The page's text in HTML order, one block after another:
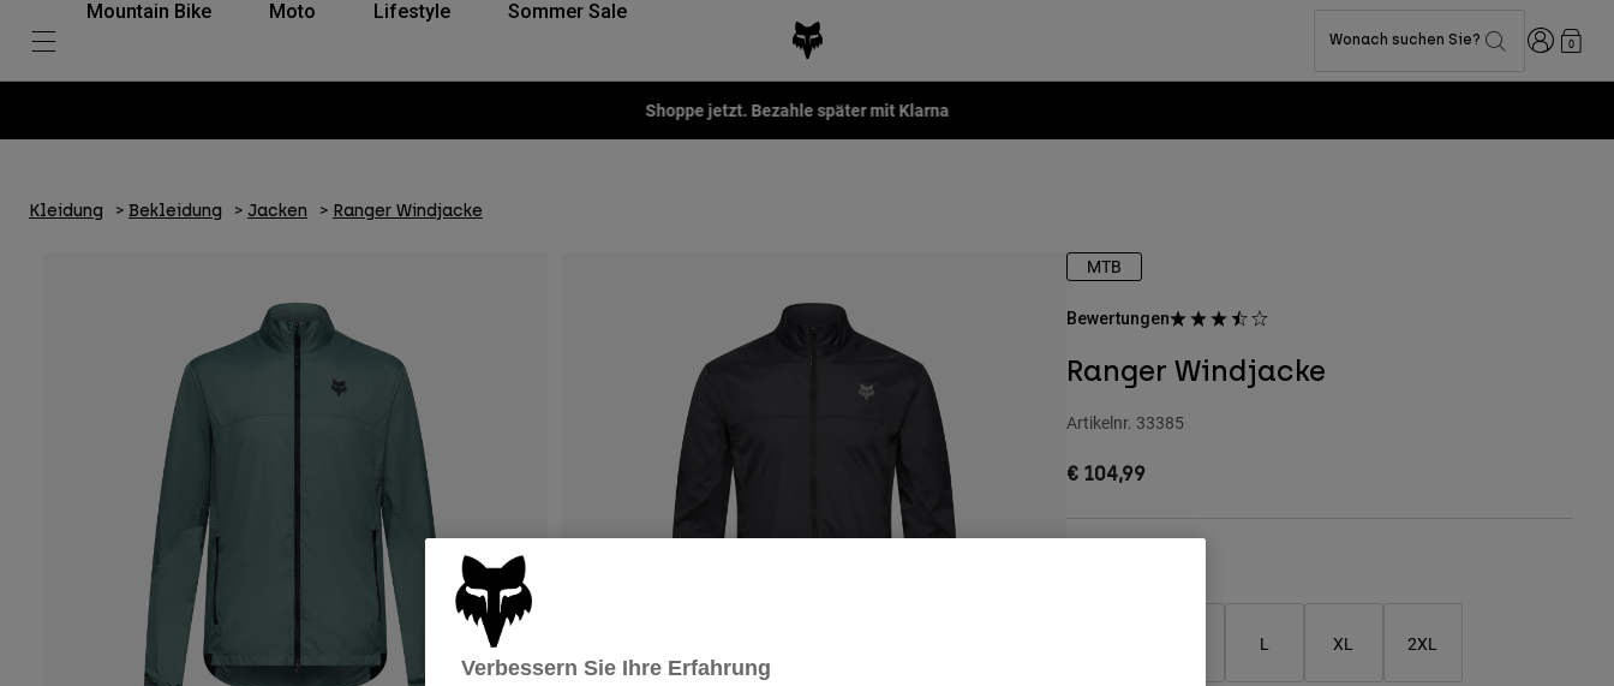
Mountain Bike Moto Lifestyle Sommer Sale
Wonach suchen Sie? Anmelden
0
Fox LAB Capsule Collection -Jetzt kaufen
Kleidung Bekleidung Jacken Ranger Windjacke
MTB
Bewertungen
Ranger Windjacke
Artikelnr. 33385
€ 104,99
L XL 2XL
Verbessern Sie Ihre Erfahrung